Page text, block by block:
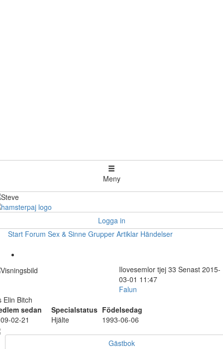
Meny
Logga in
Start Forum Sex & Sinne Grupper Artiklar Händelser
Ilovesemlor tjej 33 Senast 2015-
03-01 11:47
Falun
Elin Bitch
sedan
Specialstatus Födelsedag
02-21
Hjälte 1993-06-06
Gästbok